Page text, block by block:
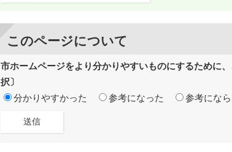
このページについて
市ホームページをより分かりやすいものにするために
択〕
分かりやすかった
参考になった 参考にな